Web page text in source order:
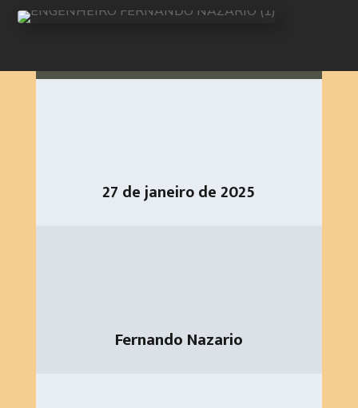
27 de janeiro de 2025
Fernando Nazario